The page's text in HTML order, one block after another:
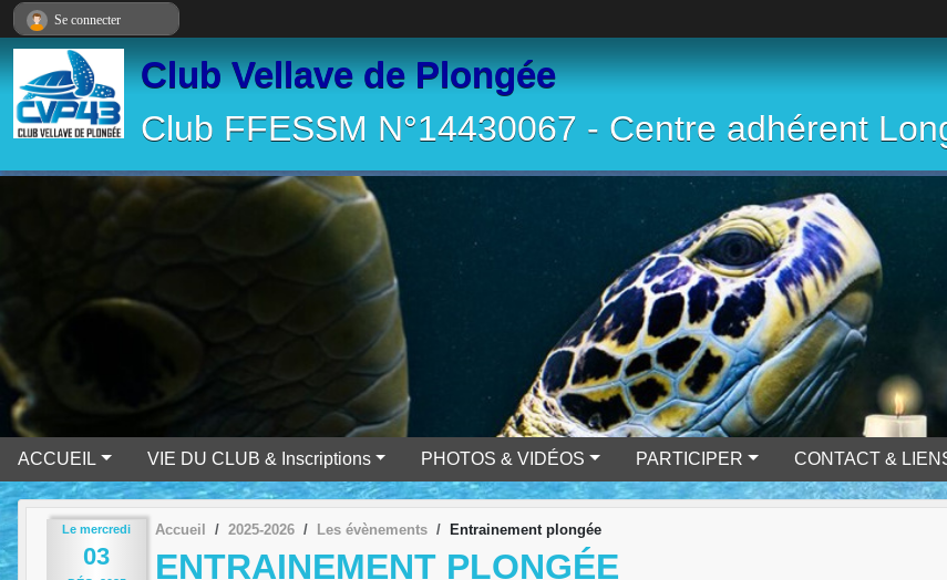
Club Vellave de Plongée
Club FFESSM N°14430067 - Centre adhérent
ACCUEIL VIE DU CLUB & Inscriptions PHOTOS & VIDÉOS PARTICIPER CONTACT &
Le mercredi
03
Accueil 2025-2026 Les évènements Entrainement plongée
ENTRAINEMENT PLONGÉE
Se connecter
Panneau de gestion des cookies